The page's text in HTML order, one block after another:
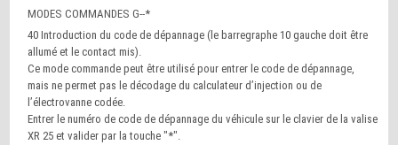
MODES COMMANDES G--*
40 Introduction du code de dépannage (le barregraphe 10 gauche doit être
allumé et le contact mis).
Ce mode commande peut être utilisé pour entrer le code de dépannage,
mais ne permet pas le décodage du calculateur d’injection ou de
l’électrovanne codée.
Entrer le numéro de code de dépannage du véhicule sur le clavier de la valise
XR 25 et valider par la touche "*".